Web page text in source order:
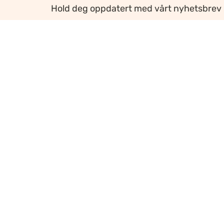
Hold deg oppdatert med vårt nyhetsbrev